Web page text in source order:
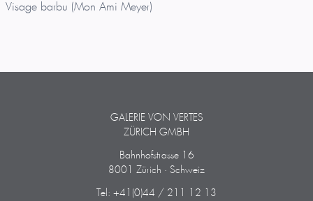
Visage barbu (Mon Ami Meyer)
GALERIE VON VERTES
ZÜRICH GMBH
Bahnhofstrasse 16
8001 Zürich · Schweiz
Tel: +41(0)44 / 211 12 13